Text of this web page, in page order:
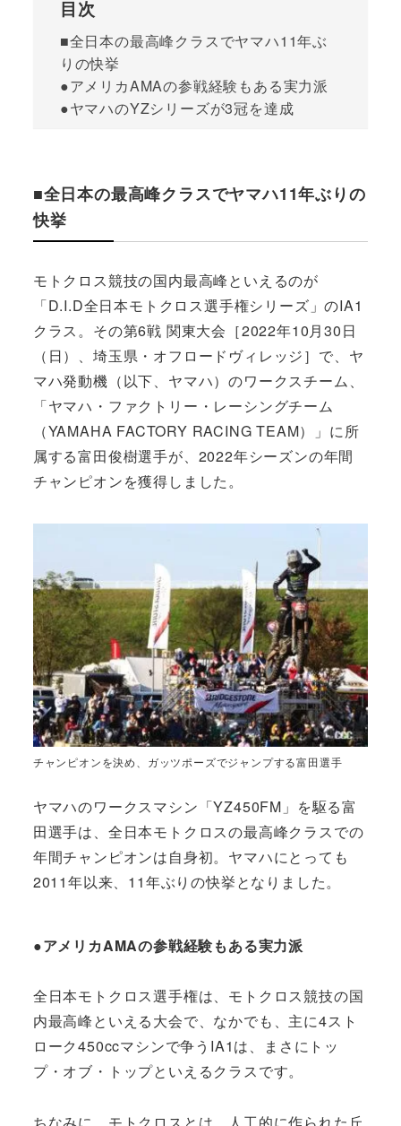
目次
■全日本の最高峰クラスでヤマハ11年ぶ
りの快挙
●アメリカAMAの参戦経験もある実力派
●ヤマハのYZシリーズが3冠を達成
■全日本の最高峰クラスでヤマハ11年ぶりの
快挙
モトクロス競技の国内最高峰といえるのが
「D.I.D全日本モトクロス選手権シリーズ」のIA1
クラス。その第6戦 関東大会［2022年10月30日
（日）、埼玉県・オフロードヴィレッジ］で、ヤ
マハ発動機（以下、ヤマハ）のワークスチーム、
「ヤマハ・ファクトリー・レーシングチーム
（YAMAHA FACTORY RACING TEAM）」に所
属する富田俊樹選手が、2022年シーズンの年間
チャンピオンを獲得しました。
チャンピオンを決め、ガッツポーズでジャンプする富田選手
ヤマハのワークスマシン「YZ450FM」を駆る富
田選手は、全日本モトクロスの最高峰クラスでの
年間チャンピオンは自身初。ヤマハにとっても
2011年以来、11年ぶりの快挙となりました。
●アメリカAMAの参戦経験もある実力派
全日本モトクロス選手権は、モトクロス競技の国
内最高峰といえる大会で、なかでも、主に4スト
ローク450ccマシンで争うIA1は、まさにトッ
プ・オブ・トップといえるクラスです。
ちなみに、モトクロスとは、人工的に作られた丘